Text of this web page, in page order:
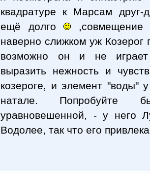
квадратуре к Марсам друг-
ещё долго
,совмещение
наверно слижком уж
возможно он и не
выразить нежность и
козероге, и элемент "воды"
натале. Попробуйте
уравновешенной, - у него
Водолее, так что его